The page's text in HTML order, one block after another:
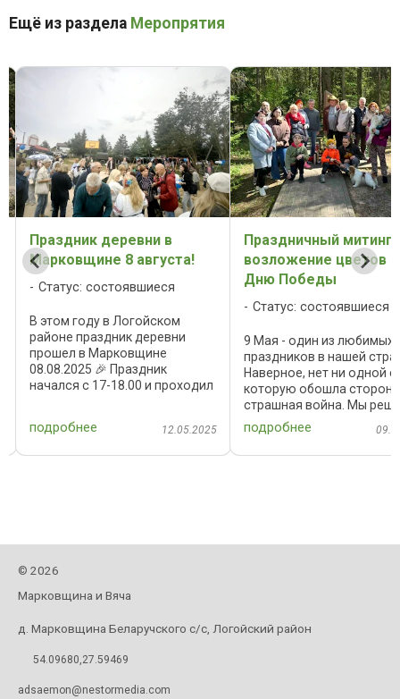
Ещё из раздела Меропрятия
Праздник деревни в
Марковщине 8 августа!
Статус: состоявшиеся
В этом году в Логойском
районе праздник деревни
прошел в Марковщине
08.08.2025 🎉 Праздник
начался с 17-18.00 и проходил
выходные многие жители
подробнее 12.05.2025
Праздничный митинг
возложение цветов
Дню Победы
Статус: состоявшиеся
9 Мая - один из любимых
праздников в нашей
Наверное, нет ни одной
которую обошла
страшная война. Мы
собраться в этот день у
памятника войнам,
оборонявшим наши
подробнее
© 2026
Марковщина и Вяча
д. Марковщина Беларучского с/с, Логойский район
54.09680,27.59469
adsaemon@nestormedia.com